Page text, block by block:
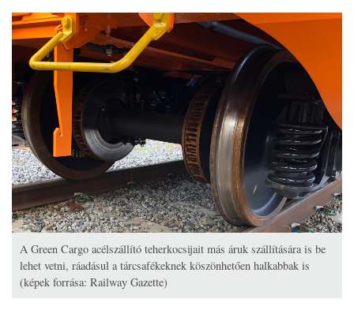
A Green Cargo acélszállító teherkocsijait más áruk szállítására is be
lehet vetni, ráadásul a tárcsafékeknek köszönhetően halkabbak is
(képek forrása: Railway Gazette)